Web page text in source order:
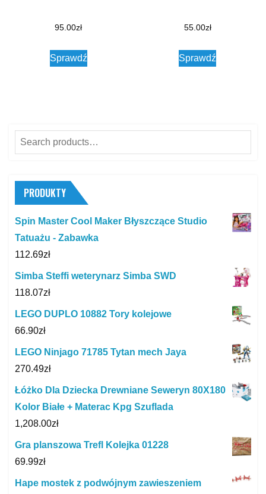
95.00zł
Sprawdź
55.00zł
Sprawdź
Search
for:
PRODUKTY
Spin Master Cool Maker Błyszczące Studio
Tatuażu - Zabawka
112.69zł
Simba Steffi weterynarz Simba SWD
118.07zł
LEGO DUPLO 10882 Tory kolejowe
66.90zł
LEGO Ninjago 71785 Tytan mech Jaya
270.49zł
Łóżko Dla Dziecka Drewniane Seweryn 80X180
Kolor Białe + Materac Kpg Szuflada
1,208.00zł
Gra planszowa Trefl Kolejka 01228
69.99zł
Hape mostek z podwójnym zawieszeniem